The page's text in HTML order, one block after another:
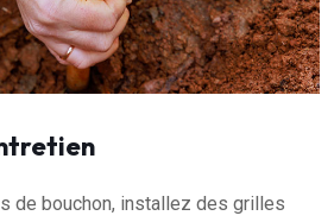
de bouchon, installez des grilles